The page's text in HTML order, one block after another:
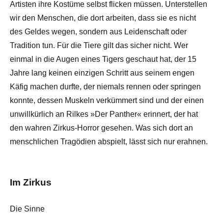
Artisten ihre Kostüme selbst flicken müssen. Unterstellen
wir den Menschen, die dort arbeiten, dass sie es nicht
des Geldes wegen, sondern aus Leidenschaft oder
Tradition tun. Für die Tiere gilt das sicher nicht. Wer
einmal in die Augen eines Tigers geschaut hat, der 15
Jahre lang keinen einzigen Schritt aus seinem engen
Käfig machen durfte, der niemals rennen oder springen
konnte, dessen Muskeln verkümmert sind und der einen
unwillkürlich an Rilkes »Der Panther« erinnert, der hat
den wahren Zirkus-Horror gesehen. Was sich dort an
menschlichen Tragödien abspielt, lässt sich nur erahnen.
Im Zirkus
Die Sinne